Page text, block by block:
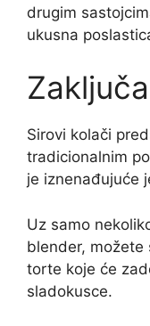
drugim
ukusna
Sirovi kolači
tradicionalnim
je iznenađujuće
Uz samo
blender, možete
torte koje će
sladokusce.